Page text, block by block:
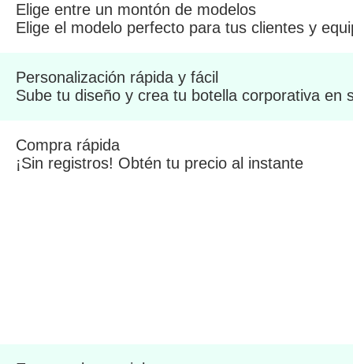
Elige entre un montón de modelos
Elige el modelo perfecto para tus clientes y
Personalización rápida y fácil
Sube tu diseño y crea tu botella corporativa en
Compra rápida
¡Sin registros! Obtén tu precio al instante